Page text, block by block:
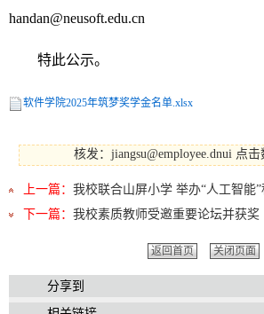
handan@neusoft.edu.cn
特此公示。
软件学院2025年筑梦奖学金名单.xlsx
核发：jiangsu@employee.dnui 点击
上一篇： 我校联合山屏小学 举办“人工智能
下一篇： 我校素质教师受邀重要论坛并获奖
返回首页 关闭页面
分享到